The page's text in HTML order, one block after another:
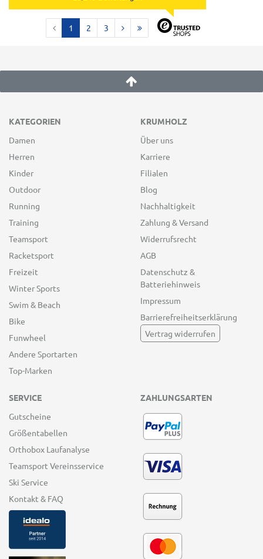
1 2 3
KATEGORIEN
Damen
Herren
Kinder
Outdoor
Running
Training
Teamsport
Racketsport
Freizeit
Winter Sports
Swim & Beach
Bike
Funwheel
Andere Sportarten
Top-Marken
KRUMHOLZ
Über uns
Karriere
Filialen
Blog
Nachhaltigkeit
Zahlung & Versand
Widerrufsrecht
AGB
Datenschutz &
Batteriehinweis
Impressum
Barrierefreiheitserklärung
Vertrag widerrufen
SERVICE
Gutscheine
Größentabellen
Orthobox Laufanalyse
Teamsport Vereinsservice
Ski Service
Kontakt & FAQ
ZAHLUNGSARTEN